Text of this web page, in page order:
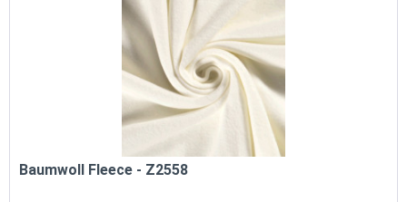
Baumwoll Fleece - Z2558